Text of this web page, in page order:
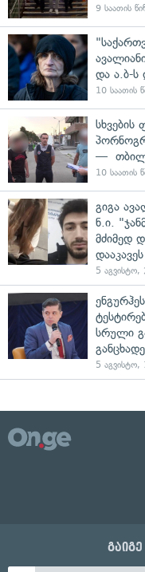
9 საათის
და ა.ბ-ს
10 საათის
—
10 საათის
გიგა
ნ.ი.
მძიმედ
5 აგვისტო,
სრული
5 აგვისტო,